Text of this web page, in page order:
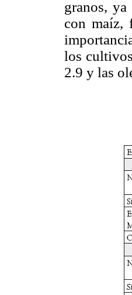
granos,
con maíz,
los
2.9 y las